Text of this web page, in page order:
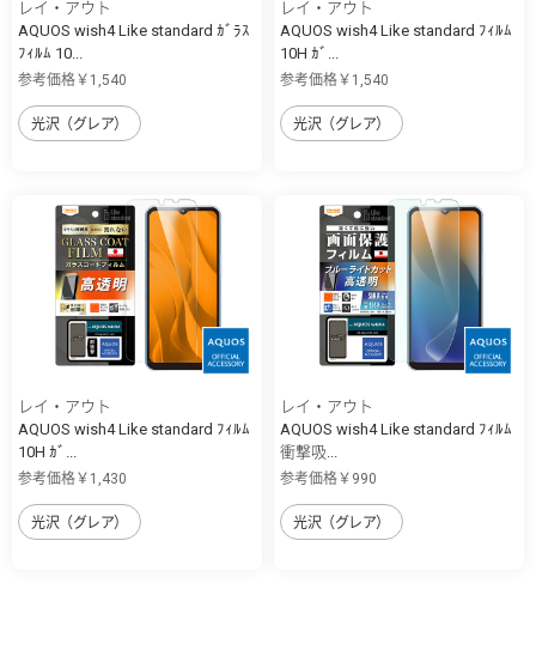
レイ・アウト
AQUOS wish4 Like standard ｶﾞﾗｽ
ﾌｨﾙﾑ 10...
参考価格￥1,540
光沢（グレア）
レイ・アウト
AQUOS wish4 Like standard ﾌｨﾙﾑ
10H ｶﾞ...
参考価格￥1,540
光沢（グレア）
レイ・アウト
AQUOS wish4 Like standard ﾌｨﾙﾑ
10H ｶﾞ...
参考価格￥1,430
光沢（グレア）
レイ・アウト
AQUOS wish4 Like standard ﾌｨﾙﾑ
衝撃吸...
参考価格￥990
光沢（グレア）